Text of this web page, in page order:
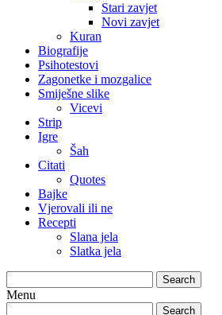
Stari zavjet
Novi zavjet
Kuran
Biografije
Psihotestovi
Zagonetke i mozgalice
Smiješne slike
Vicevi
Strip
Igre
Šah
Citati
Quotes
Bajke
Vjerovali ili ne
Recepti
Slana jela
Slatka jela
Search
Menu
Search